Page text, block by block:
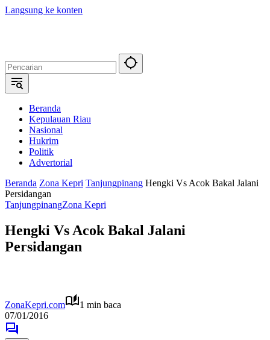
Langsung ke konten
Beranda
Kepulauan Riau
Nasional
Hukrim
Politik
Advertorial
Beranda Zona Kepri Tanjungpinang Hengki Vs Acok Bakal Jalani
Persidangan
TanjungpinangZona Kepri
Hengki Vs Acok Bakal Jalani
Persidangan
ZonaKepri.com
1 min baca
07/01/2016